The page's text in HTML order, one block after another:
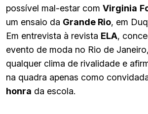
possível mal-estar com Virginia
um ensaio da Grande Rio, em
Em entrevista à revista ELA,
evento de moda no Rio de
qualquer clima de rivalidade e
na quadra apenas como
honra da escola.